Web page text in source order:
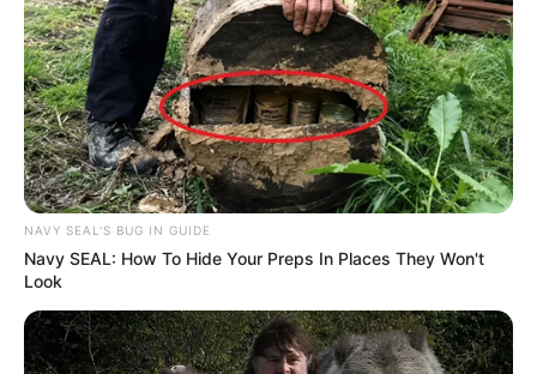
NAVY SEAL'S BUG IN GUIDE
Navy SEAL: How To Hide Your Preps In Places They Won't
Look